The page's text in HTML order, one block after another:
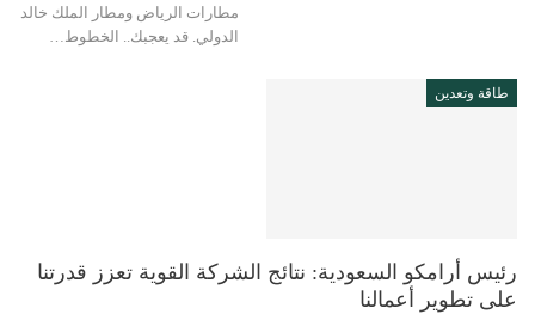
مطارات الرياض ومطار الملك خالد
الدولي. قد يعجبك.. الخطوط…
طاقة وتعدين
رئيس أرامكو السعودية: نتائج الشركة القوية تعزز قدرتنا
على تطوير أعمالنا